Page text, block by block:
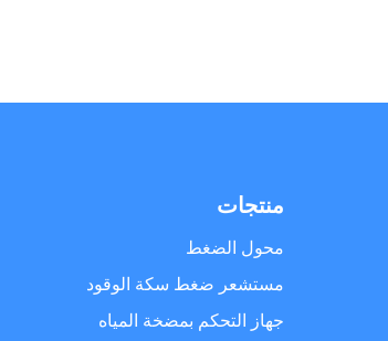
منتجات
محول الضغط
مستشعر ضغط سكة الوقود
جهاز التحكم بمضخة المياه